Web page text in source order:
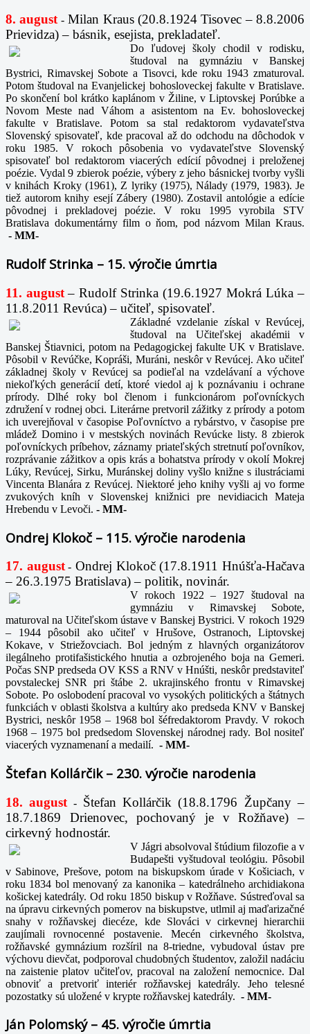
8. august-Milan Kraus (20.8.1924 Tisovec – 8.8.2006
Prievidza) – básnik, esejista, prekladateľ.
Do ľudovej školy chodil v rodisku,
študoval na gymnáziu v Banskej
Bystrici, Rimavskej Sobote a Tisovci, kde roku 1943 zmaturoval.
Potom študoval na Evanjelickej bohosloveckej fakulte v Bratislave.
Po skončení bol krátko kaplánom v Žiline, v Liptovskej Porúbke a
Novom Meste nad Váhom a asistentom na Ev. bohosloveckej
fakulte v Bratislave. Potom sa stal redaktorom vydavateľstva
Slovenský spisovateľ, kde pracoval až do odchodu na dôchodok v
roku 1985. V rokoch pôsobenia vo vydavateľstve Slovenský
spisovateľ bol redaktorom viacerých edícií pôvodnej i preloženej
poézie. Vydal 9 zbierok poézie, výbery z jeho básnickej tvorby vyšli
v knihách Kroky (1961), Z lyriky (1975), Nálady (1979, 1983). Je
tiež autorom knihy esejí Zábery (1980). Zostavil antológie a edície
pôvodnej i prekladovej poézie. V roku 1995 vyrobila STV
Bratislava dokumentárny film o ňom, pod názvom Milan Kraus.
- MM-
Rudolf Strinka – 15. výročie úmrtia
11. august – Rudolf Strinka (19.6.1927 Mokrá Lúka –
11.8.2011 Revúca) – učiteľ, spisovateľ.
Základné vzdelanie získal v Revúcej,
študoval na Učiteľskej akadémii v
Banskej Štiavnici, potom na Pedagogickej fakulte UK v Bratislave.
Pôsobil v Revúčke, Kopráši, Muráni, neskôr v Revúcej. Ako učiteľ
základnej školy v Revúcej sa podieľal na vzdelávaní a výchove
niekoľkých generácií detí, ktoré viedol aj k poznávaniu i ochrane
prírody. Dlhé roky bol členom i funkcionárom poľovníckych
združení v rodnej obci. Literárne pretvoril zážitky z prírody a potom
ich uverejňoval v časopise Poľovníctvo a rybárstvo, v časopise pre
mládež Domino i v mestských novinách Revúcke listy. 8 zbierok
poľovníckych príbehov, záznamy priateľských stretnutí poľovníkov,
rozprávanie zážitkov a opis krás a bohatstva prírody v okolí Mokrej
Lúky, Revúcej, Sirku, Muránskej doliny vyšlo knižne s ilustráciami
Vincenta Blanára z Revúcej. Niektoré jeho knihy vyšli aj vo forme
zvukových kníh v Slovenskej knižnici pre nevidiacich Mateja
Hrebendu v Levoči. - MM-
Ondrej Klokoč – 115. výročie narodenia
17. august- Ondrej Klokoč (17.8.1911 Hnúšťa-Hačava
– 26.3.1975 Bratislava) – politik, novinár.
V rokoch 1922 – 1927 študoval na
gymnáziu v Rimavskej Sobote,
maturoval na Učiteľskom ústave v Banskej Bystrici. V rokoch 1929
– 1944 pôsobil ako učiteľ v Hrušove, Ostranoch, Liptovskej
Kokave, v Striežovciach. Bol jedným z hlavných organizátorov
ilegálneho protifašistického hnutia a ozbrojeného boja na Gemeri.
Počas SNP predseda OV KSS a RNV v Hnúšti, neskôr predstaviteľ
povstaleckej SNR pri štábe 2. ukrajinského frontu v Rimavskej
Sobote. Po oslobodení pracoval vo vysokých politických a štátnych
funkciách v oblasti školstva a kultúry ako predseda KNV v Banskej
Bystrici, neskôr 1958 – 1968 bol šéfredaktorom Pravdy. V rokoch
1968 – 1975 bol predsedom Slovenskej národnej rady. Bol nositeľ
viacerých vyznamenaní a medailí. - MM-
Štefan Kollárčik – 230. výročie narodenia
18. august -
Štefan Kollárčik (18.8.1796 Župčany –
18.7.1869 Drienovec, pochovaný je v Rožňave) –
cirkevný hodnostár.
V Jágri absolvoval štúdium filozofie a v
Budapešti vyštudoval teológiu. Pôsobil
v Sabinove, Prešove, potom na biskupskom úrade v Košiciach, v
roku 1834 bol menovaný za kanonika – katedrálneho archidiakona
košickej katedrály. Od roku 1850 biskup v Rožňave. Sústreďoval sa
na úpravu cirkevných pomerov na biskupstve, utlmil aj maďarizačné
snahy v rožňavskej diecéze, kde Slováci v cirkevnej hierarchii
zaujímali rovnocenné postavenie. Mecén cirkevného školstva,
rožňavské gymnázium rozšíril na 8-triedne, vybudoval ústav pre
výchovu dievčat, podporoval chudobných študentov, založil nadáciu
na zaistenie platov učiteľov, pracoval na založení nemocnice. Dal
obnoviť a pretvoriť interiér rožňavskej katedrály. Jeho telesné
pozostatky sú uložené v krypte rožňavskej katedrály. - MM-
Ján Polomský – 45. výročie úmrtia